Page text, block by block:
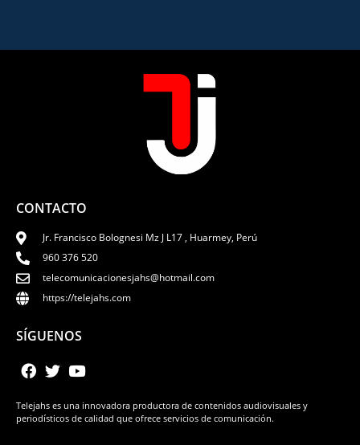
CONTACTO
Jr. Francisco Bolognesi Mz J L17 , Huarmey, Perú
960 376 520
telecomunicacionesjahs@hotmail.com
https://telejahs.com
SÍGUENOS
Telejahs es una innovadora productora de contenidos audiovisuales y
periodísticos de calidad que ofrece servicios de comunicación.